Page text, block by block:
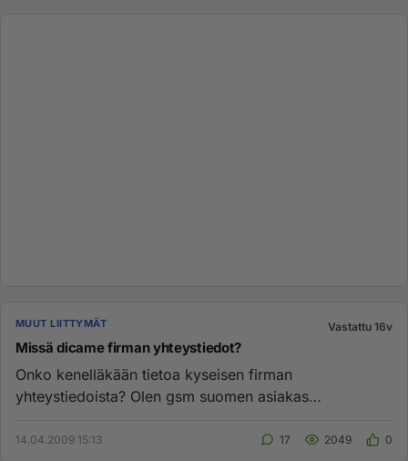
MUUT LIITTYMÄT Vastattu 16v
Missä dicame firman yhteystiedot?
Onko kenelläkään tietoa kyseisen firman
yhteystiedoista? Olen gsm suomen asiakas
14.04.2009 15:13 17 2049 0